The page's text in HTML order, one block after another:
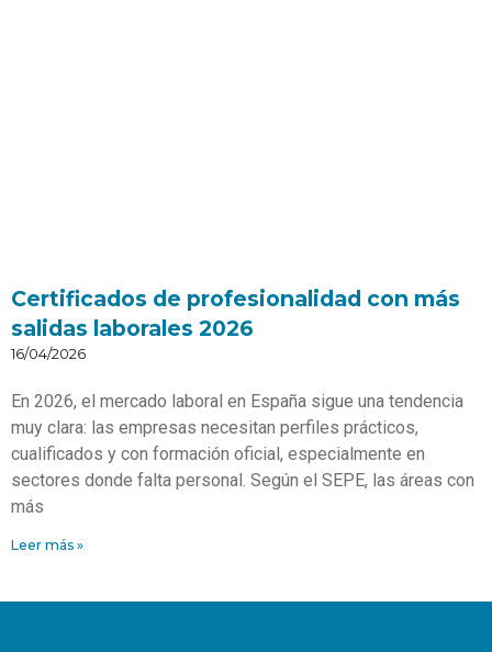
Certificados de profesionalidad con más
salidas laborales 2026
16/04/2026
En 2026, el mercado laboral en España sigue una tendencia
muy clara: las empresas necesitan perfiles prácticos,
cualificados y con formación oficial, especialmente en
sectores donde falta personal. Según el SEPE, las áreas con
más
Leer más »